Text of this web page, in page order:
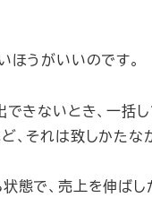
ほうがいいのです。
できないとき、一括
、それは致しかたなか
態で、売上を伸ばし